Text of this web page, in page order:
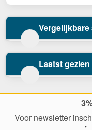
Vergelijkbare
Laatst gezien
Voor newsletter